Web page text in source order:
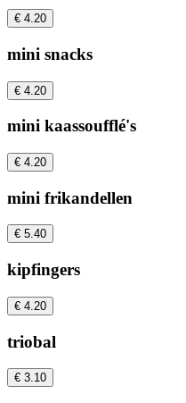
€ 4.20
mini snacks
€ 4.20
mini kaassoufflé's
€ 4.20
mini frikandellen
€ 5.40
kipfingers
€ 4.20
triobal
€ 3.10